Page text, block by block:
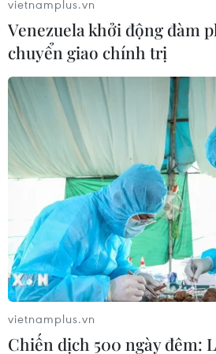
#máy bay Boeing 787
#sập càng đáp trước
Đức
vietnamplus.vn
Venezuela khởi động đàm
chuyển giao chính trị
vietnamplus.vn
Chiến dịch 500 ngày đêm: